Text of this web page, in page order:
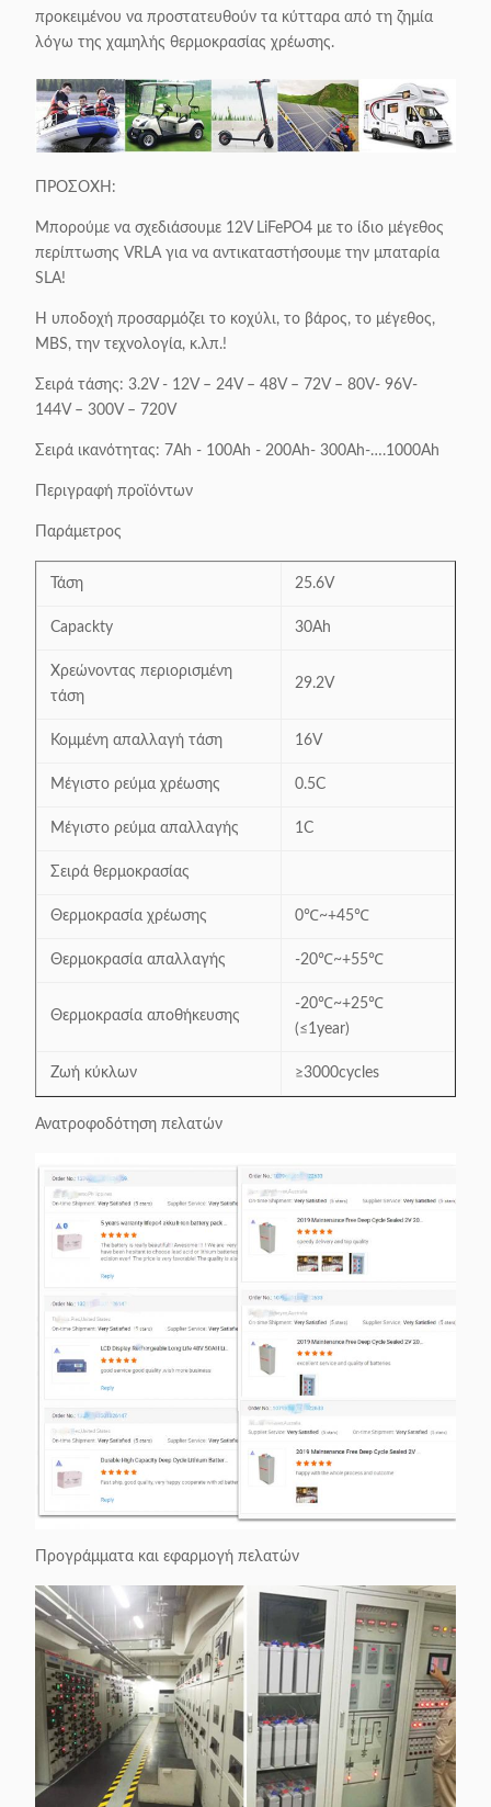
προκειμένου να προστατευθούν τα κύτταρα από τη ζημία
λόγω της χαμηλής θερμοκρασίας χρέωσης.
ΠΡΟΣΟΧΗ:
Μπορούμε να σχεδιάσουμε 12V LiFePO4 με το ίδιο μέγεθος
περίπτωσης VRLA για να αντικαταστήσουμε την μπαταρία
SLA!
Η υποδοχή προσαρμόζει το κοχύλι, το βάρος, το μέγεθος,
MBS, την τεχνολογία, κ.λπ.!
Σειρά τάσης: 3.2V - 12V – 24V – 48V – 72V – 80V- 96V-
144V – 300V – 720V
Σειρά ικανότητας: 7Ah - 100Ah - 200Ah- 300Ah-….1000Ah
Περιγραφή προϊόντων
Παράμετρος
Τάση 25.6V
Capackty 30Ah
Χρεώνοντας περιορισμένη
τάση
29.2V
Κομμένη απαλλαγή τάση 16V
Μέγιστο ρεύμα χρέωσης 0.5C
Μέγιστο ρεύμα απαλλαγής 1C
Σειρά θερμοκρασίας
Θερμοκρασία χρέωσης 0℃~+45℃
Θερμοκρασία απαλλαγής -20℃~+55℃
Θερμοκρασία αποθήκευσης
-20℃~+25℃
(≤1year)
Ζωή κύκλων ≥3000cycles
Ανατροφοδότηση πελατών
Προγράμματα και εφαρμογή πελατών